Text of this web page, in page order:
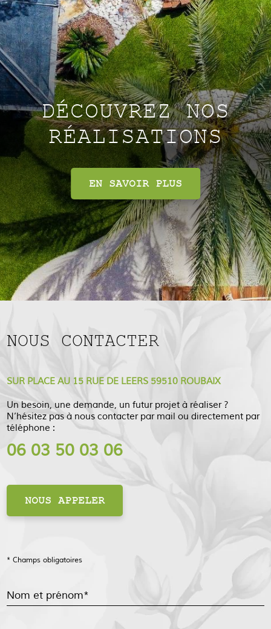
DÉCOUVREZ NOS
RÉALISATIONS
EN SAVOIR PLUS
NOUS CONTACTER
SUR PLACE AU 15 RUE DE LEERS 59510 ROUBAIX
Un besoin, une demande, un futur projet à réaliser ?
N’hésitez pas à nous contacter par mail ou directement par
téléphone :
06 03 50 03 06
NOUS APPELER
* Champs obligatoires
Nom et prénom*